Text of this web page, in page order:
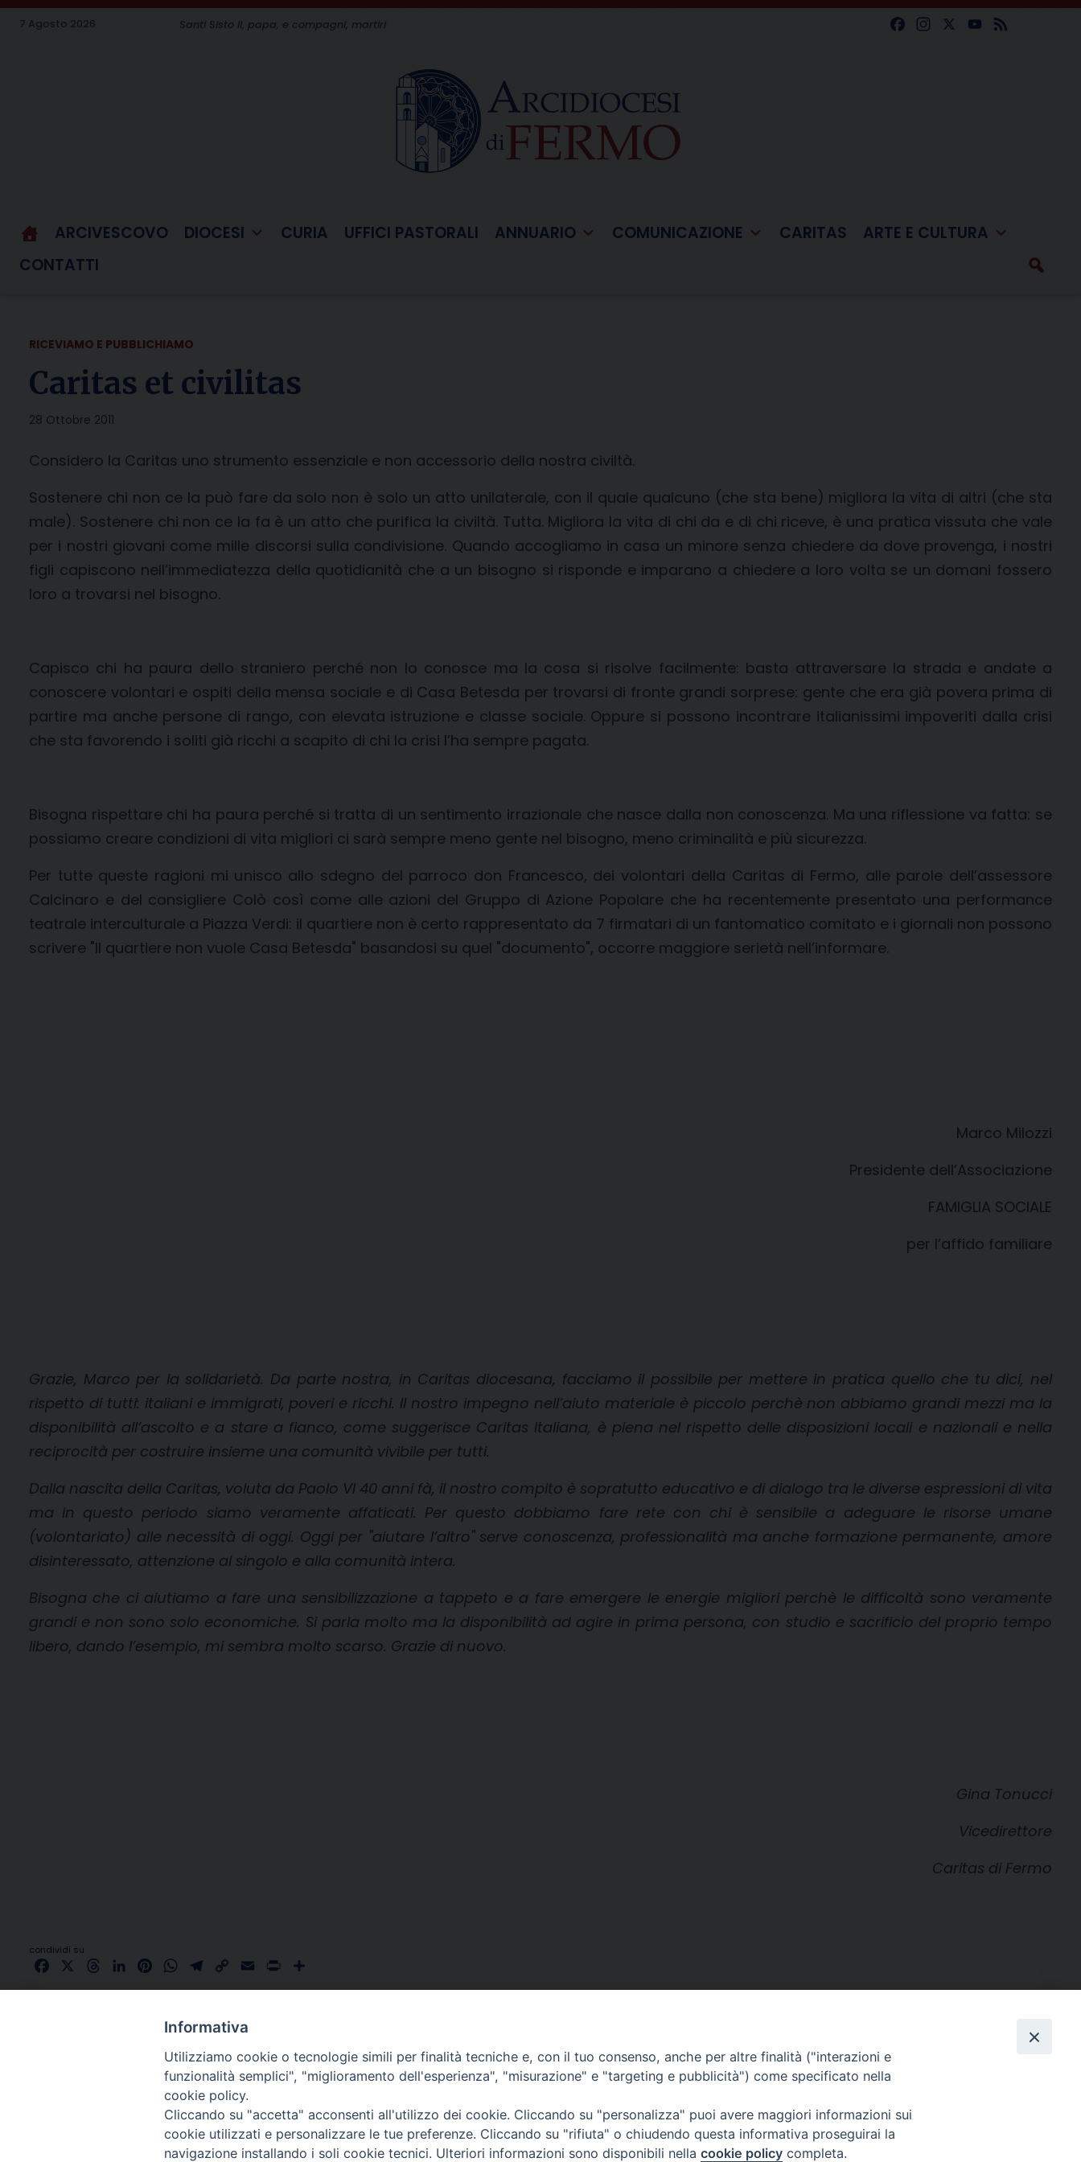
Skip
7 Agosto 2026 Santi Sisto II, papa, e compagni, martiri Facebook
Instagram
X YouTube
Feed
ARCIVESCOVO DIOCESI CURIA UFFICI PASTORALI ANNUARIO COMUNICAZIONE CARITAS
ARTE E CULTURA
CONTATTI
RICEVIAMO E PUBBLICHIAMO
Caritas et civilitas
28 Ottobre 2011
Considero la Caritas uno strumento essenziale e non accessorio della nostra civiltà.
Sostenere chi non ce la può fare da solo non è solo un atto unilaterale, con il quale qualcuno (che sta bene) migliora la vita di altri (che sta
male). Sostenere chi non ce la fa è un atto che purifica la civiltà. Tutta. Migliora la vita di chi da e di chi riceve, è una pratica vissuta che vale
per i nostri giovani come mille discorsi sulla condivisione. Quando accogliamo in casa un minore senza chiedere da dove provenga, i nostri
figli capiscono nell’immediatezza della quotidianità che a un bisogno si risponde e imparano a chiedere a loro volta se un domani fossero
loro a trovarsi nel bisogno.
Capisco chi ha paura dello straniero perché non lo conosce ma la cosa si risolve facilmente: basta attraversare la strada e andate a
conoscere volontari e ospiti della mensa sociale e di Casa Betesda per trovarsi di fronte grandi sorprese: gente che era già povera prima di
partire ma anche persone di rango, con elevata istruzione e classe sociale. Oppure si possono incontrare italianissimi impoveriti dalla crisi
che sta favorendo i soliti già ricchi a scapito di chi la crisi l’ha sempre pagata.
Bisogna rispettare chi ha paura perché si tratta di un sentimento irrazionale che nasce dalla non conoscenza. Ma una riflessione va fatta: se
possiamo creare condizioni di vita migliori ci sarà sempre meno gente nel bisogno, meno criminalità e più sicurezza.
Per tutte queste ragioni mi unisco allo sdegno del parroco don Francesco, dei volontari della Caritas di Fermo, alle parole dell’assessore
Calcinaro e del consigliere Colò così come alle azioni del Gruppo di Azione Popolare che ha recentemente presentato una performance
teatrale interculturale a Piazza Verdi: il quartiere non è certo rappresentato da 7 firmatari di un fantomatico comitato e i giornali non possono
scrivere "Il quartiere non vuole Casa Betesda" basandosi su quel "documento", occorre maggiore serietà nell’informare.
Marco Milozzi
Presidente dell’Associazione
FAMIGLIA SOCIALE
per l’affido familiare
Grazie, Marco per la solidarietà. Da parte nostra, in Caritas diocesana, facciamo il possibile per mettere in pratica quello che tu dici, nel
rispetto di tutti: italiani e immigrati, poveri e ricchi. Il nostro impegno nell’aiuto materiale è piccolo perchè non abbiamo grandi mezzi ma la
disponibilità all’ascolto e a stare a fianco, come suggerisce Caritas Italiana, è piena nel rispetto delle disposizioni locali e nazionali e nella
reciprocità per costruire insieme una comunità vivibile per tutti.
Dalla nascita della Caritas, voluta da Paolo VI 40 anni fà, il nostro compito è sopratutto educativo e di dialogo tra le diverse espressioni di vita
ma in questo periodo siamo veramente affaticati. Per questo dobbiamo fare rete con chi è sensibile a adeguare le risorse umane
(volontariato) alle necessità di oggi. Oggi per "aiutare l’altro" serve conoscenza, professionalità ma anche formazione permanente, amore
disinteressato, attenzione al singolo e alla comunità intera.
Bisogna che ci aiutiamo a fare una sensibilizzazione a tappeto e a fare emergere le energie migliori perchè le difficoltà sono veramente
grandi e non sono solo economiche. Si parla molto ma la disponibilità ad agire in prima persona, con studio e sacrificio del proprio tempo
libero, dando l’esempio, mi sembra molto scarso. Grazie di nuovo.
Gina Tonucci
Vicedirettore
Caritas di Fermo
condividi su
FacebookThreadsLinkedInPinterestWhatsApp
Telegram
Copy Email Print
CONTATTI
info@fermodiocesi.it
SEGUICI SU
Informativa
Utilizziamo cookie o tecnologie simili per finalità tecniche e, con il tuo consenso, anche per altre finalità ("interazioni e
funzionalità semplici", "miglioramento dell'esperienza", "misurazione" e "targeting e pubblicità") come specificato nella
cookie policy.
Cliccando su "accetta" acconsenti all'utilizzo dei cookie. Cliccando su "personalizza" puoi avere maggiori informazioni sui
cookie utilizzati e personalizzare le tue preferenze. Cliccando su "rifiuta" o chiudendo questa informativa proseguirai la
navigazione installando i soli cookie tecnici. Ulteriori informazioni sono disponibili nella cookie policy completa.